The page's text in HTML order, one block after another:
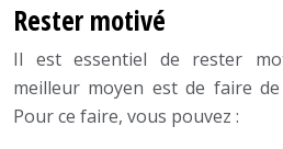
Rester motivé
Il est essentiel de rester
meilleur moyen est de faire de
Pour ce faire, vous pouvez :